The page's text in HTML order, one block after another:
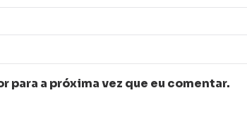
para a próxima vez que eu comentar.